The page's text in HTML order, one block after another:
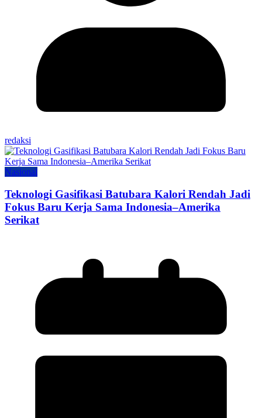
redaksi
Nasional
Teknologi Gasifikasi Batubara Kalori Rendah Jadi
Fokus Baru Kerja Sama Indonesia–Amerika
Serikat